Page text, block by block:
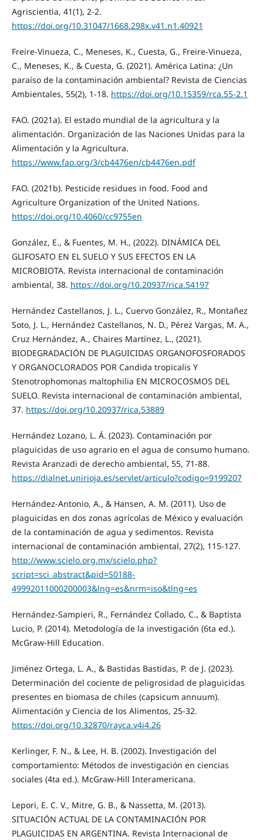
Agriscientia, 41(1), 2-2.
https://doi.org/10.31047/1668.298x.v41.n1.40921
Freire-Vinueza, C., Meneses, K., Cuesta, G., Freire-Vinueza,
C., Meneses, K., & Cuesta, G. (2021). América Latina: ¿Un
paraíso de la contaminación ambiental? Revista de Ciencias
Ambientales, 55(2), 1-18. https://doi.org/10.15359/rca.55-2.1
FAO. (2021a). El estado mundial de la agricultura y la
alimentación. Organización de las Naciones Unidas para la
Alimentación y la Agricultura.
https://www.fao.org/3/cb4476en/cb4476en.pdf
FAO. (2021b). Pesticide residues in food. Food and
Agriculture Organization of the United Nations.
https://doi.org/10.4060/cc9755en
González, E., & Fuentes, M. H., (2022). DINÁMICA DEL
GLIFOSATO EN EL SUELO Y SUS EFECTOS EN LA
MICROBIOTA. Revista internacional de contaminación
ambiental, 38. https://doi.org/10.20937/rica.54197
Hernández Castellanos, J. L., Cuervo González, R., Montañez
Soto, J. L., Hernández Castellanos, N. D., Pérez Vargas, M. A.,
Cruz Hernández, A., Chaires Martínez, L., (2021).
BIODEGRADACIÓN DE PLAGUICIDAS ORGANOFOSFORADOS
Y ORGANOCLORADOS POR Candida tropicalis Y
Stenotrophomonas maltophilia EN MICROCOSMOS DEL
SUELO. Revista internacional de contaminación ambiental,
37. https://doi.org/10.20937/rica.53889
Hernández Lozano, L. Á. (2023). Contaminación por
plaguicidas de uso agrario en el agua de consumo humano.
Revista Aranzadi de derecho ambiental, 55, 71-88.
https://dialnet.unirioja.es/servlet/articulo?codigo=9199207
Hernández-Antonio, A., & Hansen, A. M. (2011). Uso de
plaguicidas en dos zonas agrícolas de México y evaluación
de la contaminación de agua y sedimentos. Revista
internacional de contaminación ambiental, 27(2), 115-127.
http://www.scielo.org.mx/scielo.php?
script=sci_abstract&pid=S0188-
49992011000200003&lng=es&nrm=iso&tlng=es
Hernández-Sampieri, R., Fernández Collado, C., & Baptista
Lucio, P. (2014). Metodología de la investigación (6ta ed.).
McGraw-Hill Education.
Jiménez Ortega, L. A., & Bastidas Bastidas, P. de J. (2023).
Determinación del cociente de peligrosidad de plaguicidas
presentes en biomasa de chiles (capsicum annuum).
Alimentación y Ciencia de los Alimentos, 25-32.
https://doi.org/10.32870/rayca.v4i4.26
Kerlinger, F. N., & Lee, H. B. (2002). Investigación del
comportamiento: Métodos de investigación en ciencias
sociales (4ta ed.). McGraw-Hill Interamericana.
Lepori, E. C. V., Mitre, G. B., & Nassetta, M. (2013).
SITUACIÓN ACTUAL DE LA CONTAMINACIÓN POR
PLAGUICIDAS EN ARGENTINA. Revista Internacional de